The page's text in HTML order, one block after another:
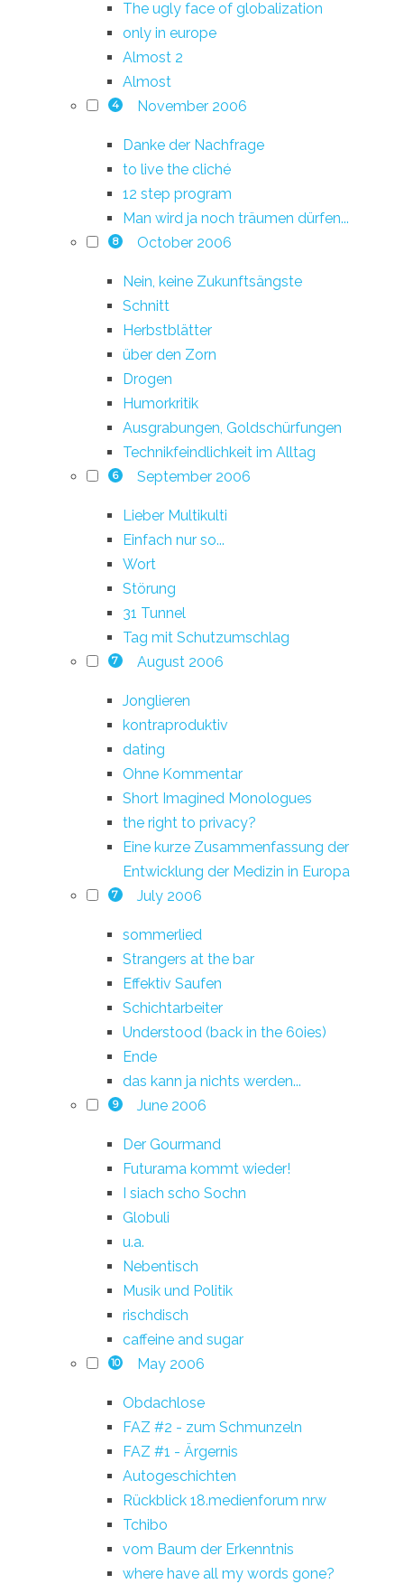
The ugly face of globalization
only in europe
Almost 2
Almost
4 November 2006
Danke der Nachfrage
to live the cliché
12 step program
Man wird ja noch träumen dürfen...
8 October 2006
Nein, keine Zukunftsängste
Schnitt
Herbstblätter
über den Zorn
Drogen
Humorkritik
Ausgrabungen, Goldschürfungen
Technikfeindlichkeit im Alltag
6 September 2006
Lieber Multikulti
Einfach nur so...
Wort
Störung
31 Tunnel
Tag mit Schutzumschlag
7 August 2006
Jonglieren
kontraproduktiv
dating
Ohne Kommentar
Short Imagined Monologues
the right to privacy?
Eine kurze Zusammenfassung der
Entwicklung der Medizin in Europa
7 July 2006
sommerlied
Strangers at the bar
Effektiv Saufen
Schichtarbeiter
Understood (back in the 60ies)
Ende
das kann ja nichts werden...
9 June 2006
Der Gourmand
Futurama kommt wieder!
I siach scho Sochn
Globuli
u.a.
Nebentisch
Musik und Politik
rischdisch
caffeine and sugar
10 May 2006
Obdachlose
FAZ #2 - zum Schmunzeln
FAZ #1 - Ärgernis
Autogeschichten
Rückblick 18.medienforum nrw
Tchibo
vom Baum der Erkenntnis
where have all my words gone?